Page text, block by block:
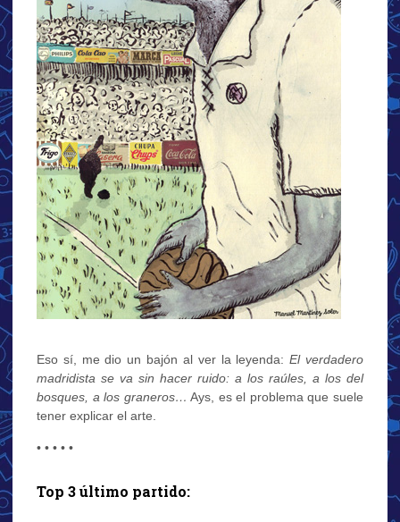
Eso sí, me dio un bajón al ver la leyenda:El verdadero
madridista se va sin hacer ruido: a los raúles, a los del
bosques, a los graneros… Ays, es el problema que suele
tener explicar el arte.
• • • • •
Top 3 último partido: